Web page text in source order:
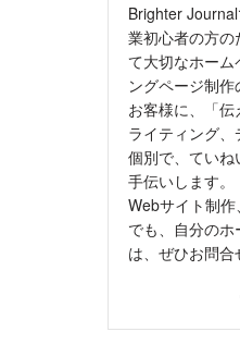
Brighter
業初心者の方
て大切なホーム
ングページ制作
お客様に、「伝
ライティング、
個別で、てい
手伝いします。
Webサイト制
でも、自分の
は、ぜひお問合